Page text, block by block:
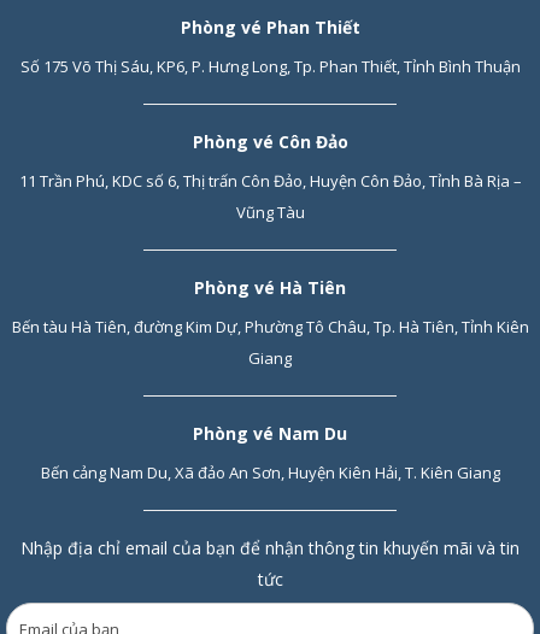
Phòng vé Phan Thiết
Số 175 Võ Thị Sáu, KP6, P. Hưng Long, Tp. Phan Thiết, Tỉnh Bình Thuận
Phòng vé Côn Đảo
11 Trần Phú, KDC số 6, Thị trấn Côn Đảo, Huyện Côn Đảo, Tỉnh Bà Rịa –
Vũng Tàu
Phòng vé Hà Tiên
Bến tàu Hà Tiên, đường Kim Dự, Phường Tô Châu, Tp. Hà Tiên, Tỉnh Kiên
Giang
Phòng vé Nam Du
Bến cảng Nam Du, Xã đảo An Sơn, Huyện Kiên Hải, T. Kiên Giang
Nhập địa chỉ email của bạn để nhận thông tin khuyến mãi và tin
tức